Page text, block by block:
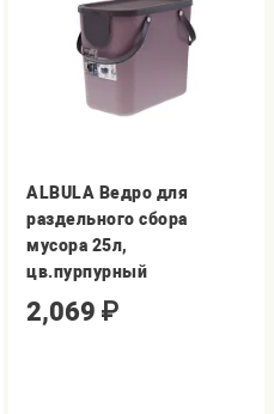
ALBULA Ведро для
раздельного сбора
мусора 25л,
цв.пурпурный
2,069 ₽